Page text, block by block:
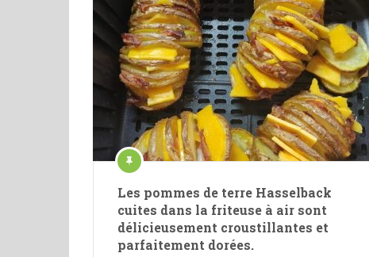
Les pommes de terre Hasselback
cuites dans la friteuse à air sont
délicieusement croustillantes et
parfaitement dorées.